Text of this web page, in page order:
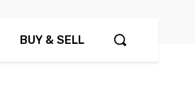
BUY & SELL